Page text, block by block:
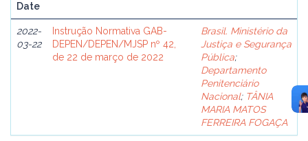
Date
2022-
03-22
Instrução Normativa GAB-
DEPEN/DEPEN/MJSP nº 42,
de 22 de março de 2022
Brasil. Ministério da
Justiça e Segurança
Pública;
Departamento
Penitenciário
Nacional; TÂNIA
MARIA MATOS
FERREIRA FOGAÇA